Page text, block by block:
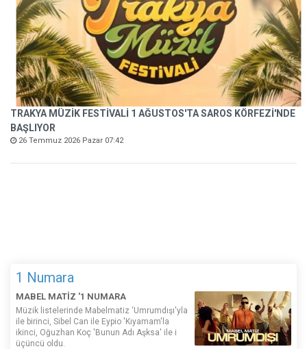
TRAKYA MÜZİK FESTİVALİ 1 AĞUSTOS'TA SAROS KÖRFEZİ'NDE
BAŞLIYOR
26 Temmuz 2026 Pazar 07:42
1 Numara
MABEL MATİZ '1 NUMARA
Müzik listelerinde Mabelmatiz ‘Umrumdışı'yla
ile birinci, Sibel Can ile Eypio 'Kıyamam'la
ikinci, Oğuzhan Koç 'Bunun Adı Aşksa' ile i
üçüncü oldu.